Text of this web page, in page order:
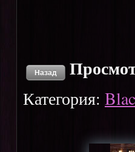
Назад
Категория: